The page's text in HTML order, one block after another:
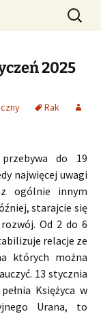
i
Szukaj:
2025
Rak
przebywa do 19
najwięcej uwagi
ogólnie innym
starajcie się
Od 2 do 6
relacje ze
których można
13 stycznia
Księżyca w
Urana, to